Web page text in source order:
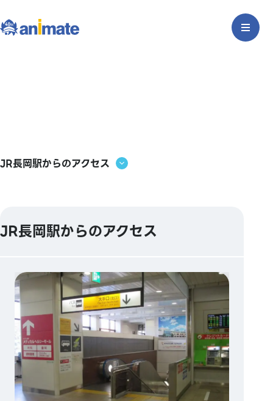
JR長岡駅からのアクセス
JR長岡駅からのアクセス